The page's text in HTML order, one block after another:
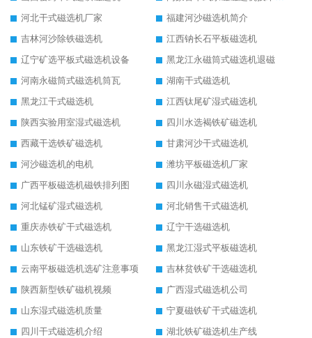
河北干式磁选机厂家
福建河沙磁选机简介
吉林河沙除铁磁选机
江西钠长石平板磁选机
辽宁矿选平板式磁选机设备
黑龙江永磁筒式磁选机退磁
河南永磁筒式磁选机筒瓦
湖南干式磁选机
黑龙江干式磁选机
江西钛尾矿湿式磁选机
陕西实验用室湿式磁选机
四川水选褐铁矿磁选机
西藏干选铁矿磁选机
甘肃河沙干式磁选机
河沙磁选机的电机
潍坊平板磁选机厂家
广西平板磁选机磁铁排列图
四川永磁湿式磁选机
河北锰矿湿式磁选机
河北销售干式磁选机
重庆赤铁矿干式磁选机
辽宁干选磁选机
山东铁矿干选磁选机
黑龙江湿式平板磁选机
云南平板磁选机选矿注意事项
吉林贫铁矿干选磁选机
陕西新型铁矿磁机视频
广西湿式磁选机公司
山东湿式磁选机质量
宁夏磁铁矿干式磁选机
四川干式磁选机介绍
湖北铁矿磁选机生产线